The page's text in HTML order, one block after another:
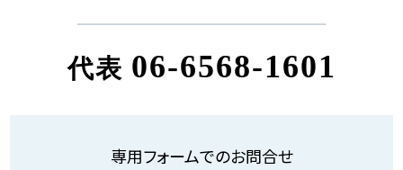
代表 06-6568-1601
専用フォームでのお問合せ